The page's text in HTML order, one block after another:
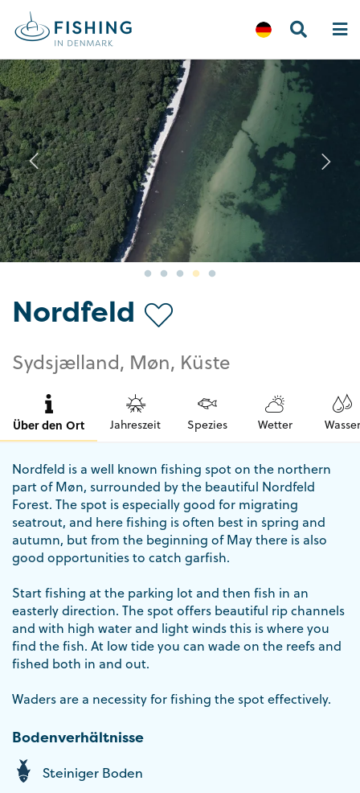
Previous
Nordfeld
Sydsjælland, Møn, Küste
Über den Ort Jahreszeit Spezies Wetter Wasser
Nordfeld is a well known fishing spot on the northern
part of Møn, surrounded by the beautiful Nordfeld
Forest. The spot is especially good for migrating
seatrout, and here fishing is often best in spring and
autumn, but from the beginning of May there is also
good opportunities to catch garfish.
Start fishing at the parking lot and then fish in an
easterly direction. The spot offers beautiful rip channels
and with high water and light winds this is where you
find the fish. At low tide you can wade on the reefs and
fished both in and out.
Waders are a necessity for fishing the spot effectively.
Bodenverhältnisse
Steiniger Boden